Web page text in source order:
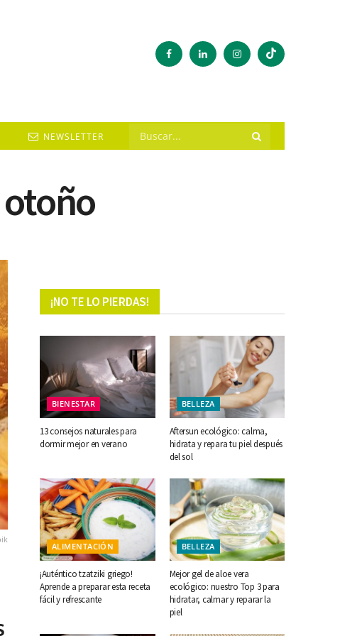
NEWSLETTER
¡NO TE LO PIERDAS!
BIENESTAR
13 consejos naturales para
dormir mejor en verano
BELLEZA
Aftersun ecológico: calma,
hidrata y repara tu piel después
del sol
ALIMENTACIÓN
¡Auténtico tzatziki griego!
Aprende a preparar esta receta
fácil y refrescante
BELLEZA
Mejor gel de aloe vera
ecológico: nuestro Top 3 para
hidratar, calmar y reparar la
piel